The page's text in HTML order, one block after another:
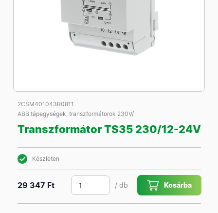
2CSM401043R0811
ABB tápegységek, transzformátorok 230V/
Transzformátor TS35 230/12-24V
Készleten
29 347 Ft / db Kosárba